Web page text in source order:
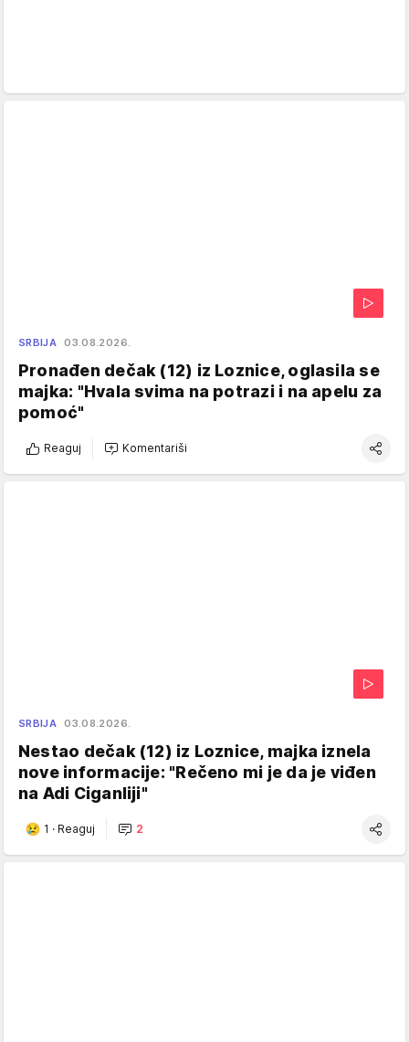
SRBIJA 03.08.2026.
Pronađen dečak (12) iz Loznice, oglasila se
majka: "Hvala svima na potrazi i na apelu za
pomoć"
Reaguj Komentariši
SRBIJA 03.08.2026.
Nestao dečak (12) iz Loznice, majka iznela
nove informacije: "Rečeno mi je da je viđen
na Adi Ciganliji"
1 · Reaguj 2